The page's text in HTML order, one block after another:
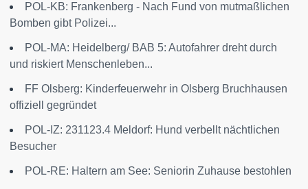
POL-KB: Frankenberg - Nach Fund von mutmaßlichen
Bomben gibt Polizei...
POL-MA: Heidelberg/ BAB 5: Autofahrer dreht durch
und riskiert Menschenleben...
FF Olsberg: Kinderfeuerwehr in Olsberg Bruchhausen
offiziell gegründet
POL-IZ: 231123.4 Meldorf: Hund verbellt nächtlichen
Besucher
POL-RE: Haltern am See: Seniorin Zuhause bestohlen